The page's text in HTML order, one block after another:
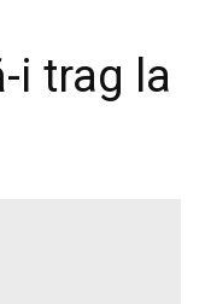
i trag la